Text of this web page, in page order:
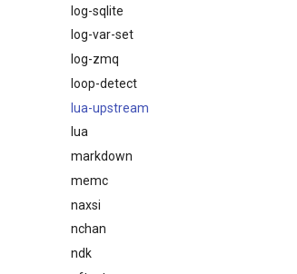
log-sqlite
log-var-set
log-zmq
loop-detect
lua-upstream
lua
markdown
memc
naxsi
nchan
ndk